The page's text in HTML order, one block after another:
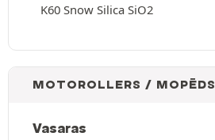
K60 Snow Silica SiO2
MOTOROLLERS / MOPĒDS
Vasaras